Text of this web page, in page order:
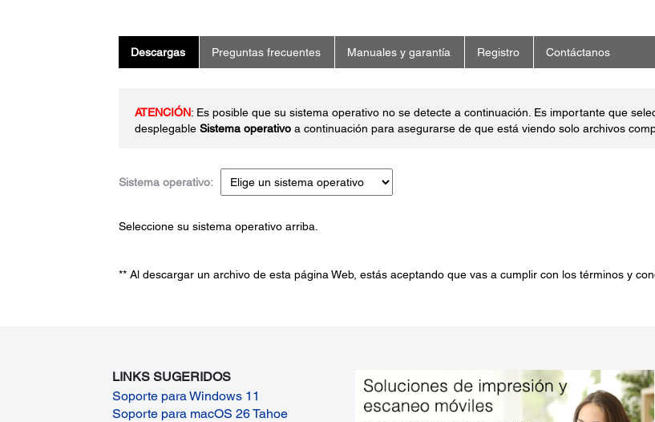
Descargas Preguntas frecuentes Manuales y garantía Registro Contáctanos
ATENCIÓN: Es posible que su sistema operativo no se detecte a continuación. Es importante que
desplegable Sistema operativoa continuación para asegurarse de que está viendo solo archivos
Sistema operativo:
Seleccione su sistema operativo arriba.
** Al descargar un archivo de esta página Web, estás aceptando que vas a cumplir con los términos y
LINKS SUGERIDOS
Soporte para Windows 11
Soporte para macOS 26 Tahoe